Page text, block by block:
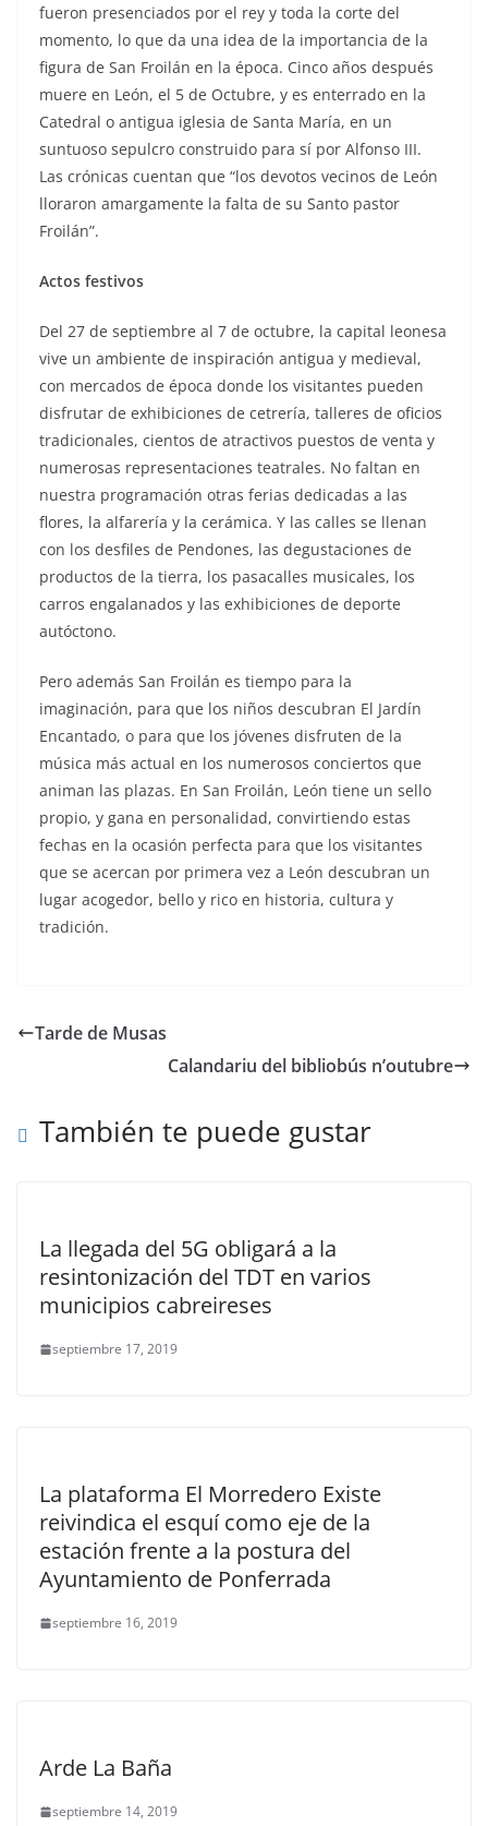
fueron presenciados por el rey y toda la corte del
momento, lo que da una idea de la importancia de la
figura de San Froilán en la época. Cinco años después
muere en León, el 5 de Octubre, y es enterrado en la
Catedral o antigua iglesia de Santa María, en un
suntuoso sepulcro construido para sí por Alfonso III.
Las crónicas cuentan que “los devotos vecinos de León
lloraron amargamente la falta de su Santo pastor
Froilán”.
Actos festivos
Del 27 de septiembre al 7 de octubre, la capital leonesa
vive un ambiente de inspiración antigua y medieval,
con mercados de época donde los visitantes pueden
disfrutar de exhibiciones de cetrería, talleres de oficios
tradicionales, cientos de atractivos puestos de venta y
numerosas representaciones teatrales. No faltan en
nuestra programación otras ferias dedicadas a las
flores, la alfarería y la cerámica. Y las calles se llenan
con los desfiles de Pendones, las degustaciones de
productos de la tierra, los pasacalles musicales, los
carros engalanados y las exhibiciones de deporte
autóctono.
Pero además San Froilán es tiempo para la
imaginación, para que los niños descubran El Jardín
Encantado, o para que los jóvenes disfruten de la
música más actual en los numerosos conciertos que
animan las plazas. En San Froilán, León tiene un sello
propio, y gana en personalidad, convirtiendo estas
fechas en la ocasión perfecta para que los visitantes
que se acercan por primera vez a León descubran un
lugar acogedor, bello y rico en historia, cultura y
tradición.
Tarde de Musas
Calandariu del bibliobús n’outubre
También te puede gustar
La llegada del 5G obligará a la
resintonización del TDT en varios
municipios cabreireses
septiembre 17, 2019
La plataforma El Morredero Existe
reivindica el esquí como eje de la
estación frente a la postura del
Ayuntamiento de Ponferrada
septiembre 16, 2019
Arde La Baña
septiembre 14, 2019